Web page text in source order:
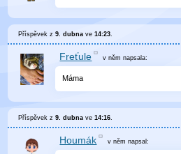
Příspěvek z9. dubna ve14:23
Freťule v němnapsala:
Máma
Příspěvek z9. dubna ve14:16.
Houmák v němnapsal: